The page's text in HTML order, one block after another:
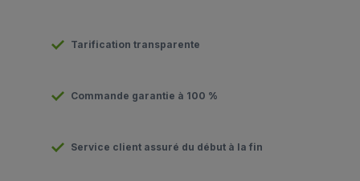
Tarification transparente
Commande garantie à 100 %
Service client assuré du début à la fin